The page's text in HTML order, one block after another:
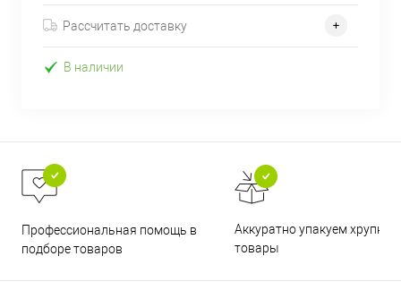
Рассчитать доставку
В наличии
Профессиональная помощь в
подборе товаров
Аккуратно упакуем хрупкие
товары